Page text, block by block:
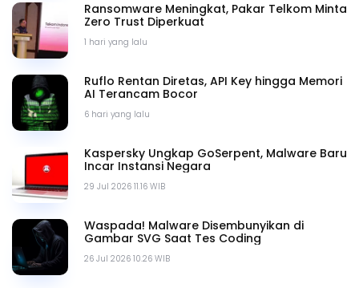
1 hari yang lalu
Ransomware Meningkat, Pakar Telkom Minta
Zero Trust Diperkuat
6 hari yang lalu
Ruflo Rentan Diretas, API Key hingga Memori
AI Terancam Bocor
29 Jul 2026 11.16 WIB
Kaspersky Ungkap GoSerpent, Malware Baru
Incar Instansi Negara
26 Jul 2026 10.26 WIB
Waspada! Malware Disembunyikan di
Gambar SVG Saat Tes Coding